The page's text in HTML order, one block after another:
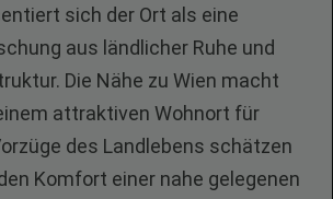
sich der Ort als eine
aus ländlicher Ruhe und
Die Nähe zu Wien macht
attraktiven Wohnort für
des Landlebens schätzen
Komfort einer nahe gelegenen